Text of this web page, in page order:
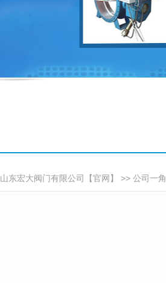
山东宏大阀门有限公司【官网】 >> 公司一角